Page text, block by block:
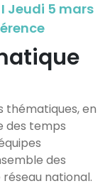
Jeudi 5 mars
thématiques, en
des temps
des
national.